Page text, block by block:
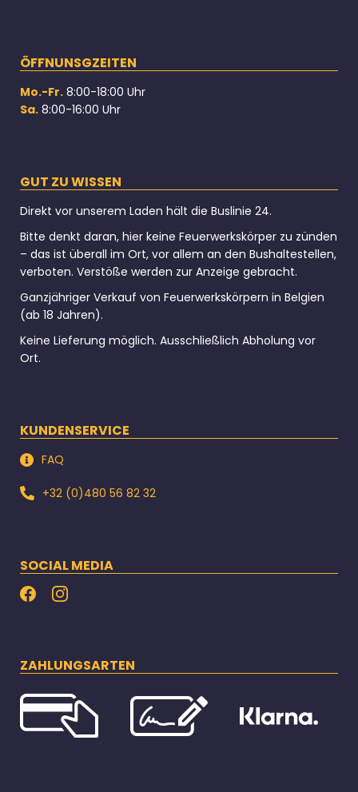
ÖFFNUNSGZEITEN
Mo.-Fr. 8:00-18:00 Uhr
Sa. 8:00-16:00 Uhr
GUT ZU WISSEN
Direkt vor unserem Laden hält die Buslinie 24.
Bitte denkt daran, hier keine Feuerwerkskörper zu zünden
– das ist überall im Ort, vor allem an den Bushaltestellen,
verboten. Verstöße werden zur Anzeige gebracht.
Ganzjähriger Verkauf von Feuerwerkskörpern in Belgien
(ab 18 Jahren).
Keine Lieferung möglich. Ausschließlich Abholung vor
Ort.
KUNDENSERVICE
FAQ
+32 (0)480 56 82 32
SOCIAL MEDIA
ZAHLUNGSARTEN